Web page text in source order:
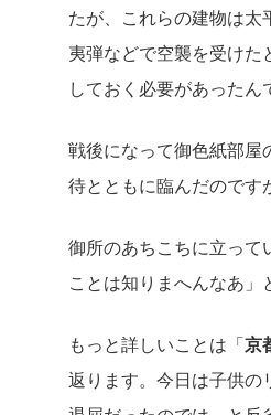
たが、これらの建物は太
夷弾などで空襲を受け
しておく必要があったん
戦後になって御色紙部屋
待とともに臨んだのです
御所のあちこちに立って
ことは知りまへんなあ」
もっと詳しいことは「京
返ります。今日は子供の